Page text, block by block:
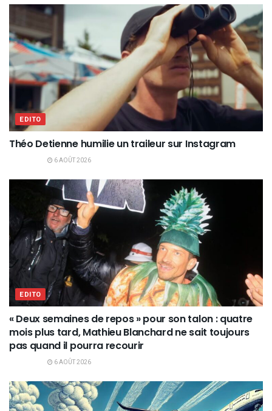
EDITO
Théo Detienne humilie un traileur sur Instagram
6 AOÛT 2026
EDITO
« Deux semaines de repos » pour son talon : quatre
mois plus tard, Mathieu Blanchard ne sait toujours
pas quand il pourra recourir
6 AOÛT 2026